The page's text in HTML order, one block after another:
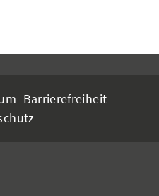
Barrierefreiheit